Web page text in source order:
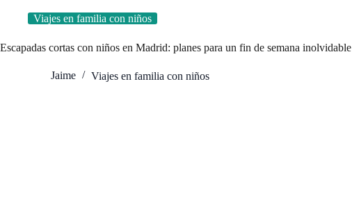
Viajes en familia con niños
Escapadas cortas con niños en Madrid: planes para un fin de semana inolvidable
Jaime Viajes en familia con niños